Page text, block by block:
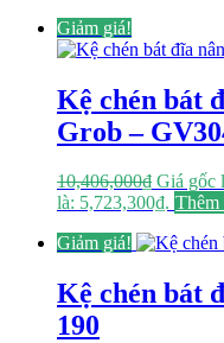
Giảm giá!
Kệ chén bát
Grob –
10,406,000₫ Giá gốc
là: 5,723,300₫. Thêm
Giảm giá!
Kệ chén bát
190